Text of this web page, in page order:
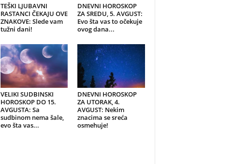
TEŠKI LJUBAVNI
RASTANCI ČEKAJU OVE
ZNAKOVE: Slede vam
tužni dani!
DNEVNI HOROSKOP
ZA SREDU, 5. AVGUST:
Evo šta vas to očekuje
ovog dana...
VELIKI SUDBINSKI
HOROSKOP DO 15.
AVGUSTA: Sa
sudbinom nema šale,
evo šta vas...
DNEVNI HOROSKOP
ZA UTORAK, 4.
AVGUST: Nekim
znacima se sreća
osmehuje!